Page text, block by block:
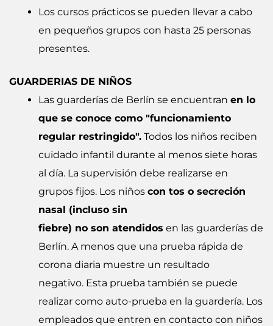
Los cursos prácticos se pueden llevar a cabo
en pequeños grupos con hasta 25 personas
presentes.
GUARDERIAS DE NIÑOS
Las guarderías de Berlín se encuentran en lo
que se conoce como "funcionamiento
regular restringido". Todos los niños reciben
cuidado infantil durante al menos siete horas
al día. La supervisión debe realizarse en
grupos fijos. Los niños con tos o secreción
nasal (incluso sin
fiebre) no son atendidos en las guarderías de
Berlín. A menos que una prueba rápida de
corona diaria muestre un resultado
negativo. Esta prueba también se puede
realizar como auto-prueba en la guardería. Los
empleados que entren en contacto con niños